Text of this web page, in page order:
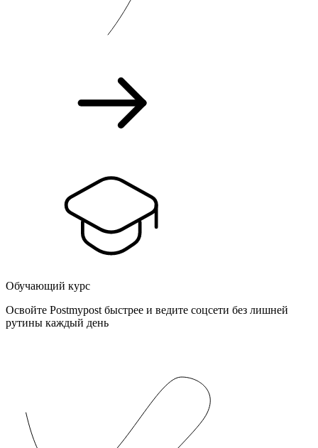
Обучающий курс
Освойте Postmypost быстрее и ведите соцсети без лишней
рутины каждый день